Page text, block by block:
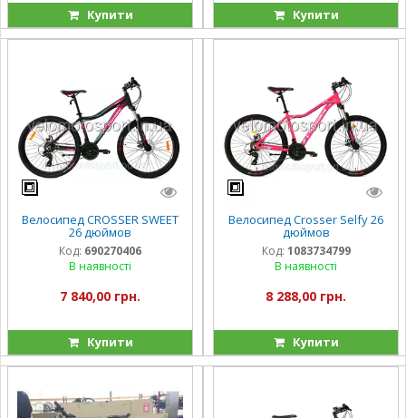
Купити Купити
Велосипед CROSSER SWEET
26 дюймов
Код: 690270406
В наявності
7 840,00 грн.
Купити
Велосипед Crosser Selfy 26
дюймов
Код: 1083734799
В наявності
8 288,00 грн.
Купити